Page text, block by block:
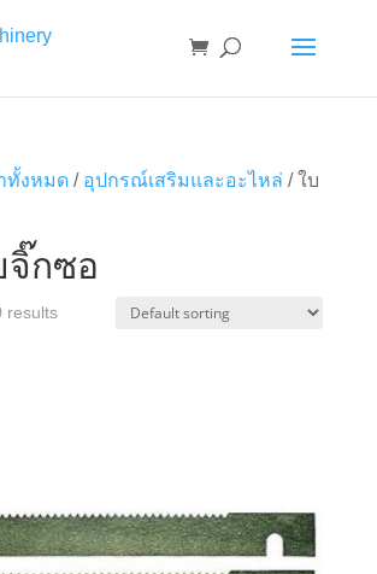
ทั้งหมด/ อุปกรณ์เสริมและอะไหล่ / ใบ
จิ๊กซอ
results